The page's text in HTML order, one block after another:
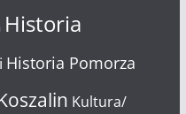
Historia
Historia Pomorza
Kultura/